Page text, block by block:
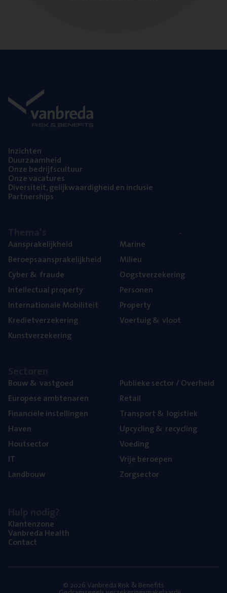
Inzich­ten
Duur­zaam­heid
Onze bedrijfs­cul­tuur
Onze vaca­tu­res
Diver­si­teit, gelijk­waar­dig­heid en inclusie
Part­ner­ships
Aan­spra­ke­lijk­heid
Beroeps­aan­spra­ke­lijk­heid
Cyber& fraude
Intel­lec­tu­al property
Inter­na­ti­o­na­le Mobiliteit
Kre­diet­ver­ze­ke­ring
Kunst­ver­ze­ke­ring
Mari­ne
Mili­eu
Oogst­ver­ze­ke­ring
Per­so­nen
Pro­per­ty
Voer­tuig& vloot
Bouw& vastgoed
Euro­pe­se ambtenaren
Finan­ci­ë­le instellingen
Haven
Hout­sec­tor
IT
Land­bouw
Publie­ke sec­tor / Overheid
Retail
Trans­port& logistiek
Upcy­cling& recycling
Voe­ding
Vrije beroe­pen
Zorg­sec­tor
Klan­ten­zo­ne
Van­b­re­da Health
Con­tact
© 2026 Vanbreda Risk & Benefits